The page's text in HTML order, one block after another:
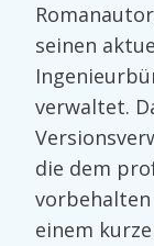
seinen
verwaltet.
die dem
einem